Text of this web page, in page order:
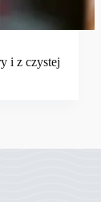
i z czystej